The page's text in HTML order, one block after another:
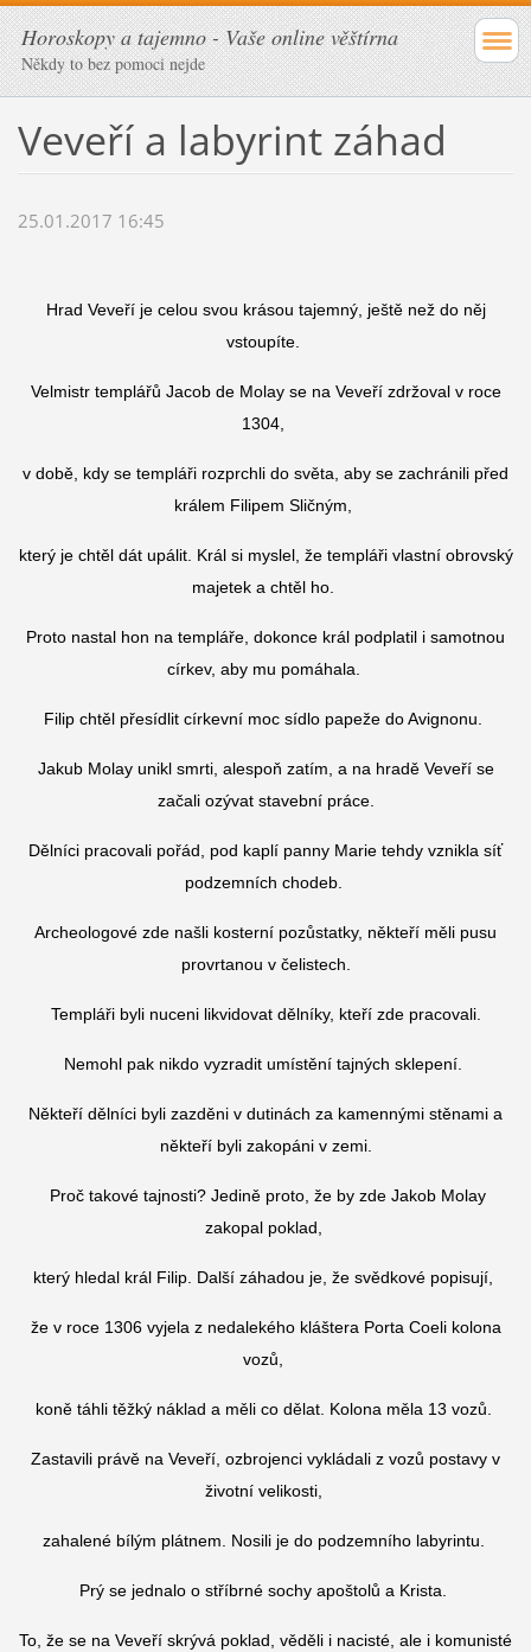
Horoskopy a tajemno - Vaše online věštírna
Někdy to bez pomoci nejde
Veveří a labyrint záhad
25.01.2017 16:45
Hrad Veveří je celou svou krásou tajemný, ještě než do něj
vstoupíte.
Velmistr templářů Jacob de Molay se na Veveří zdržoval v roce
1304,
v době, kdy se templáři rozprchli do světa, aby se zachránili před
králem Filipem Sličným,
který je chtěl dát upálit. Král si myslel, že templáři vlastní obrovský
majetek a chtěl ho.
Proto nastal hon na templáře, dokonce král podplatil i samotnou
církev, aby mu pomáhala.
Filip chtěl přesídlit církevní moc sídlo papeže do Avignonu.
Jakub Molay unikl smrti, alespoň zatím, a na hradě Veveří se
začali ozývat stavební práce.
Dělníci pracovali pořád, pod kaplí panny Marie tehdy vznikla síť
podzemních chodeb.
Archeologové zde našli kosterní pozůstatky, někteří měli pusu
provrtanou v čelistech.
Templáři byli nuceni likvidovat dělníky, kteří zde pracovali.
Nemohl pak nikdo vyzradit umístění tajných sklepení.
Někteří dělníci byli zazděni v dutinách za kamennými stěnami a
někteří byli zakopáni v zemi.
Proč takové tajnosti? Jedině proto, že by zde Jakob Molay
zakopal poklad,
který hledal král Filip. Další záhadou je, že svědkové popisují,
že v roce 1306 vyjela z nedalekého kláštera Porta Coeli kolona
vozů,
koně táhli těžký náklad a měli co dělat. Kolona měla 13 vozů.
Zastavili právě na Veveří, ozbrojenci vykládali z vozů postavy v
životní velikosti,
zahalené bílým plátnem. Nosili je do podzemního labyrintu.
Prý se jednalo o stříbrné sochy apoštolů a Krista.
To, že se na Veveří skrývá poklad, věděli i nacisté, ale i komunisté